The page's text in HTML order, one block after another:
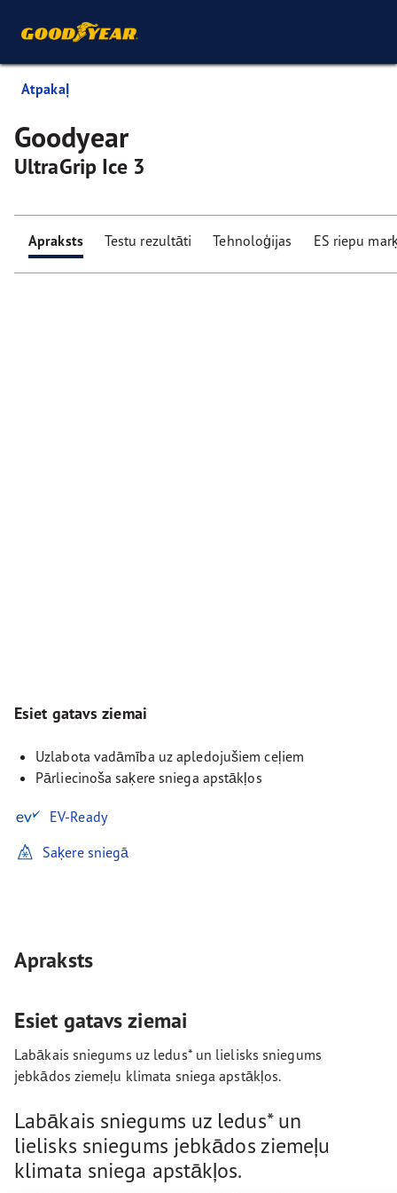
Atpakaļ
Goodyear
UltraGrip Ice 3
Apraksts Testu rezultāti Tehnoloģijas ES riepu
Esiet gatavs ziemai
Uzlabota vadāmība uz apledojušiem ceļiem
Pārliecinoša saķere sniega apstākļos
EV-Ready
Saķere sniegā
Apraksts
Esiet gatavs ziemai
Labākais sniegums uz ledus* un lielisks sniegums
jebkādos ziemeļu klimata sniega apstākļos.
Labākais sniegums uz ledus* un
lielisks sniegums jebkādos ziemeļu
klimata sniega apstākļos.